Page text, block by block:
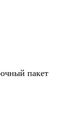
пакет